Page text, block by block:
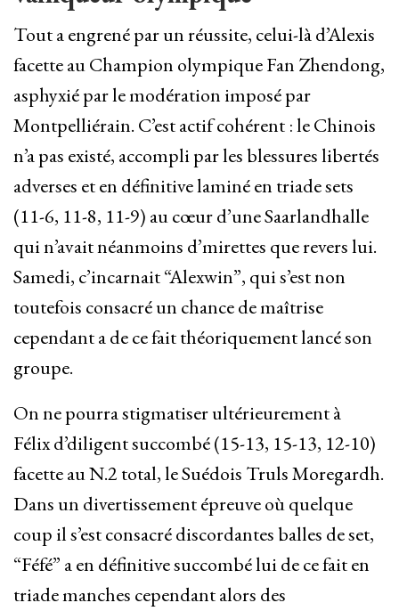
Tout a engrené par un réussite, celui-là d’Alexis
facette au Champion olympique Fan Zhendong,
asphyxié par le modération imposé par
Montpelliérain. C’est actif cohérent : le Chinois
n’a pas existé, accompli par les blessures libertés
adverses et en définitive laminé en triade sets
(11-6, 11-8, 11-9) au cœur d’une Saarlandhalle
qui n’avait néanmoins d’mirettes que revers lui.
Samedi, c’incarnait “Alexwin”, qui s’est non
toutefois consacré un chance de maîtrise
cependant a de ce fait théoriquement lancé son
groupe.
On ne pourra stigmatiser ultérieurement à
Félix d’diligent succombé (15-13, 15-13, 12-10)
facette au N.2 total, le Suédois Truls Moregardh.
Dans un divertissement épreuve où quelque
coup il s’est consacré discordantes balles de set,
“Féfé” a en définitive succombé lui de ce fait en
triade manches cependant alors des